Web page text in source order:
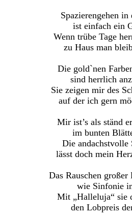
Spazierengehen
ist einfach ein
Wenn trübe Tage
zu Haus man
Die gold`nen
sind herrlich
Sie zeigen mir des
auf der ich gern
Mir ist’s als ständ
im bunten
Die
lässt doch mein
Das Rauschen
wie Sinfonie
Mit „Halleluja“ sie
den Lobpreis